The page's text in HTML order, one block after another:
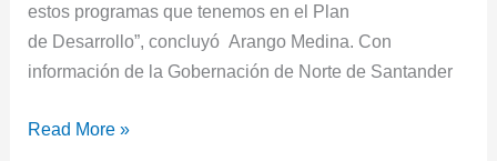
estos programas que tenemos en el Plan
de Desarrollo”, concluyó Arango Medina. Con
información de la Gobernación de Norte de Santander
Read More »